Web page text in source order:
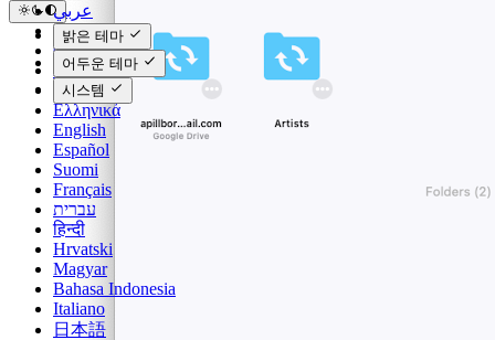
عربي
Català
Čeština
Dansk
Deutsch
Ελληνικά
English
Español
Suomi
Français
עברית
हिन्दी
Hrvatski
Magyar
Bahasa Indonesia
Italiano
日本語
밝은 테마
어두운 테마
시스템